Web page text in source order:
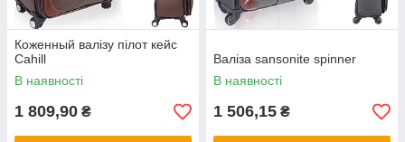
Коженный валізу пілот кейс
Cahill
В наявності
1 809,90 ₴
Валіза sansonite spinner
В наявності
1 506,15 ₴